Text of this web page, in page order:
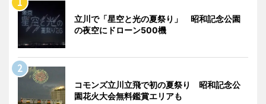
立川で「星空と光の夏祭り」 昭和記念公園
の夜空にドローン500機
コモンズ立川立飛で初の夏祭り 昭和記念公
園花火大会無料鑑賞エリアも